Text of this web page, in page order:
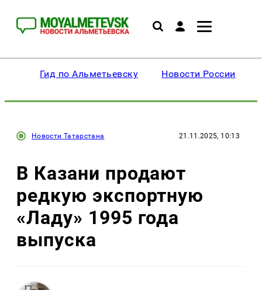
Гид по Альметьевску Новости России
Новости Татарстана 21.11.2025, 10:13
В Казани продают
редкую экспортную
«Ладу» 1995 года
выпуска